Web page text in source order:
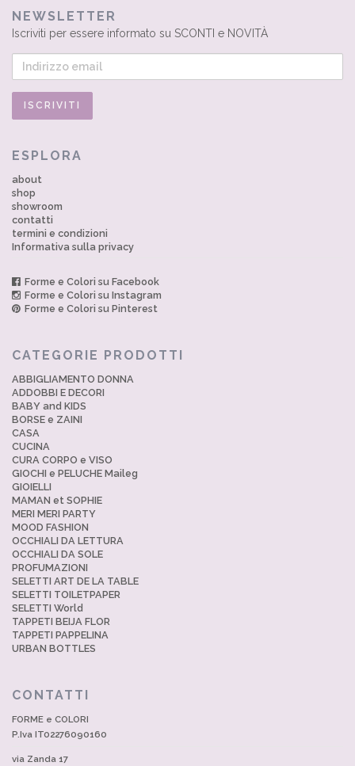
NEWSLETTER
Iscriviti per essere informato su SCONTI e NOVITÀ
ESPLORA
about
shop
showroom
contatti
termini e condizioni
Informativa sulla privacy
Forme e Colori su Facebook
Forme e Colori su Instagram
Forme e Colori su Pinterest
CATEGORIE PRODOTTI
ABBIGLIAMENTO DONNA
ADDOBBI E DECORI
BABY and KIDS
BORSE e ZAINI
CASA
CUCINA
CURA CORPO e VISO
GIOCHI e PELUCHE Maileg
GIOIELLI
MAMAN et SOPHIE
MERI MERI PARTY
MOOD FASHION
OCCHIALI DA LETTURA
OCCHIALI DA SOLE
PROFUMAZIONI
SELETTI ART DE LA TABLE
SELETTI TOILETPAPER
SELETTI World
TAPPETI BEIJA FLOR
TAPPETI PAPPELINA
URBAN BOTTLES
CONTATTI
FORME e COLORI
P.Iva IT02276090160
via Zanda 17